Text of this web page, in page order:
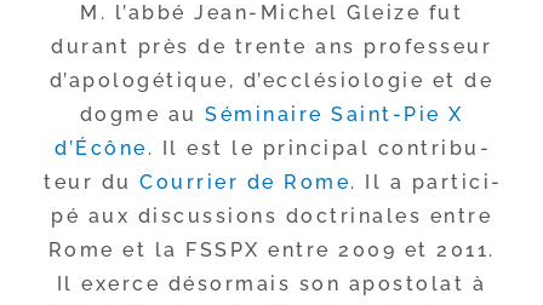
M. l’ab­bé Jean-​Michel Gleize fut
durant près de trente ans pro­fes­seur
d’a­po­lo­gé­tique, d’ec­clé­sio­lo­gie et de
dogme au Séminaire Saint-​Pie X
d’Écône . Il est le prin­ci­pal contri­bu­
teur du Courrier de Rome. Il a par­ti­ci­
pé aux dis­cus­sions doc­tri­nales entre
Rome et la FSSPX entre 2009 et 2011.
Il exerce désor­mais son apos­to­lat à